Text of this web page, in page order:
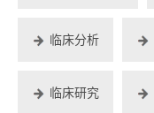
临床分析
临床研究